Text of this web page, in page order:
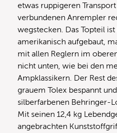
etwas ruppigeren
verbundenen Anrempler
wegstecken. Das Topteil
amerikanisch aufgebaut,
mit allen Reglern im
nicht unten, wie bei den
Ampklassikern. Der Rest
grauem Tolex bespannt
silberfarbenen Behringer-
Mit seinen 12,4 kg
angebrachten